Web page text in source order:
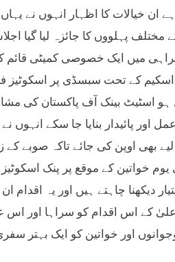
ہے ان خیالات کا اظہار انہوں نے
پہلووں کا جائزہ لیا گیا
میں ایک خصوصی کمیٹی قائم
اسکیم کے تحت سبسڈی پر اسکوٹیز
اسٹیٹ بینک آف پاکستان کی
پائیدار بنایا جا سکے انہوں
بھی اوپن کی جائے تاکہ صوبے کے
کے موقع پر پنک اسکوٹیز
دیکھنا چاہتے ہیں اور یہ اقدام
کے اس اقدام کو سراہا اور اس